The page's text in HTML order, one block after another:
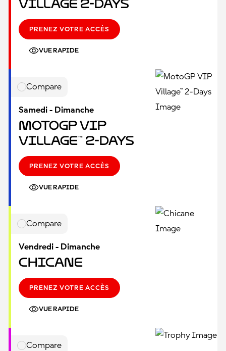
Village 2-Days
PRENEZ VOTRE ACCÈS
VUE RAPIDE
Compare
Samedi - Dimanche
MotoGP VIP
Village™ 2-Days
PRENEZ VOTRE ACCÈS
VUE RAPIDE
Compare
Vendredi - Dimanche
Chicane
PRENEZ VOTRE ACCÈS
VUE RAPIDE
Compare